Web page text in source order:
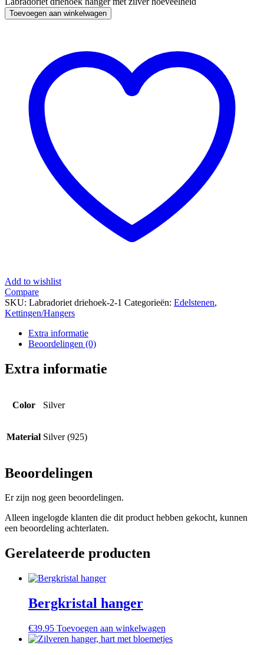
Toevoegen aan winkelwagen
Add to wishlist
Compare
SKU: Labradoriet driehoek-2-1 Categorieën: Edelstenen,
Kettingen/Hangers
Extra informatie
Beoordelingen (0)
Extra informatie
Color Silver
Material Silver (925)
Beoordelingen
Er zijn nog geen beoordelingen.
Alleen ingelogde klanten die dit product hebben gekocht, kunnen
een beoordeling achterlaten.
Gerelateerde producten
Bergkristal hanger
€39.95 Toevoegen aan winkelwagen